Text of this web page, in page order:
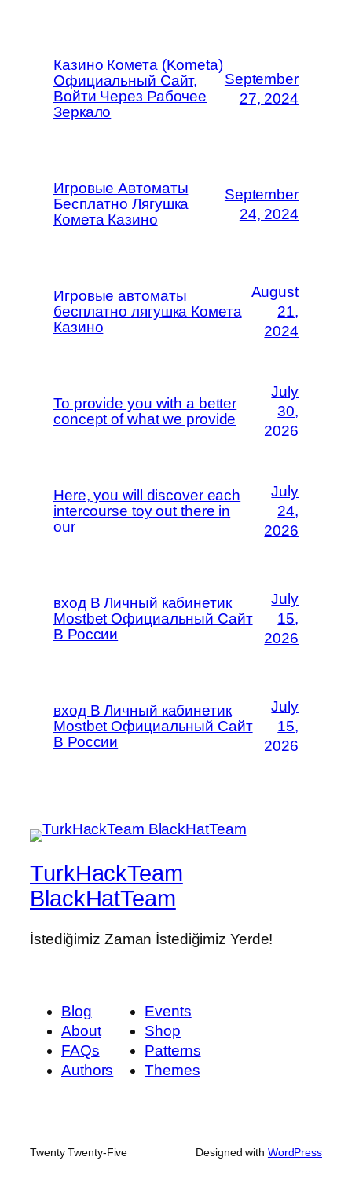
Казино Комета (Kometa)
Официальный Сайт,
Войти Через Рабочее
Зеркало
September
27, 2024
Игровые Автоматы
Бесплатно Лягушка
Комета Казино
September
24, 2024
Игровые автоматы
бесплатно лягушка Комета
Казино
August
21,
2024
To provide you with a better
concept of what we provide
July
30,
2026
Here, you will discover each
intercourse toy out there in
our
July
24,
2026
вход В Личный кабинетик
Mostbet Официальный Сайт
В России
July
15,
2026
вход В Личный кабинетик
Mostbet Официальный Сайт
В России
July
15,
2026
TurkHackTeam
BlackHatTeam
İstediğimiz Zaman İstediğimiz Yerde!
Blog
About
FAQs
Authors
Events
Shop
Patterns
Themes
Twenty Twenty-Five Designed with WordPress